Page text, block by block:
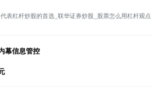
表杠杆炒股的首选_联华证券炒股_股票怎么用杠杆观点
幕信息管控